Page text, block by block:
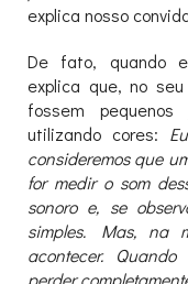
explica nosso
De fato, quando
explica que, no
fossem
utilizando cores:
consideremos que
for medir o som
sonoro e, se
simples. Mas, na
acontecer.
perder